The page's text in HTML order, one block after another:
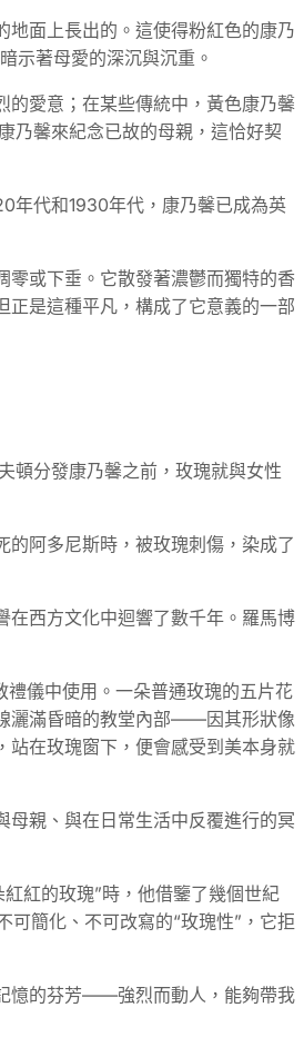
面上長出的。這使得粉紅色的康乃
示著母愛的深沉與沉重。
愛意；在某些傳統中，黃色康乃馨
乃馨來紀念已故的母親，這恰好契
年代和1930年代，康乃馨已成為英
或下垂。它散發著濃鬱而獨特的香
是這種平凡，構成了它意義的一部
頓分發康乃馨之前，玫瑰就與女性
阿多尼斯時，被玫瑰刺傷，染成了
西方文化中迴響了數千年。羅馬博
儀中使用。一朵普通玫瑰的五片花
灑滿昏暗的教堂內部——因其形狀像
站在玫瑰窗下，便會感受到美本身就
親、與在日常生活中反覆進行的冥
紅的玫瑰”時，他借鑒了幾個世紀
簡化、不可改寫的“玫瑰性”，它拒
憶的芬芳——強烈而動人，能夠帶我